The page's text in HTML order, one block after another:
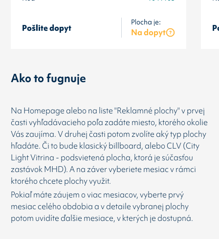
Pošlite dopyt
Plocha je:
Na dopyt
Ako to fugnuje
Na Homepage alebo na liste "Reklamné plochy" v prvej
časti vyhľadávacieho poľa zadáte miesto, ktorého okolie
Vás zaujíma. V druhej časti potom zvolíte aký typ plochy
hľadáte. Či to bude klasický billboard, alebo CLV (City
Light Vitrina - podsvietená plocha, ktorá je súčasťou
zastávok MHD). A na záver vyberiete mesiac v rámci
ktorého chcete plochy využit.
Pokiaľ máte záujem o viac mesiacov, vyberte prvý
mesiac celého obdobia a v detaile vybranej plochy
potom uvidíte ďalšie mesiace, v kterých je dostupná.